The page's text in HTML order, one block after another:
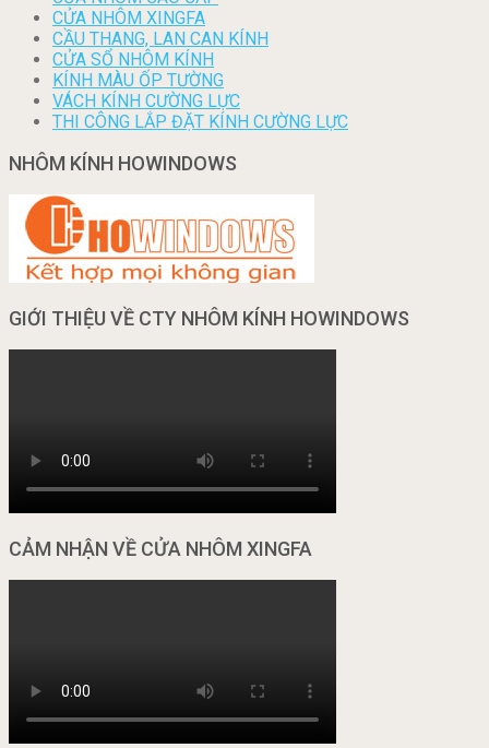
CỬA NHÔM XINGFA
CẦU THANG, LAN CAN KÍNH
CỬA SỔ NHÔM KÍNH
KÍNH MÀU ỐP TƯỜNG
VÁCH KÍNH CƯỜNG LỰC
THI CÔNG LẮP ĐẶT KÍNH CƯỜNG LỰC
NHÔM KÍNH HOWINDOWS
GIỚI THIỆU VỀ CTY NHÔM KÍNH HOWINDOWS
CẢM NHẬN VỀ CỬA NHÔM XINGFA